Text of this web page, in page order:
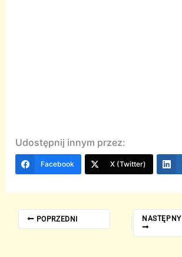
Udostępnij innym przez:
Facebook X (Twitter)
POPRZEDNI NASTĘPNY